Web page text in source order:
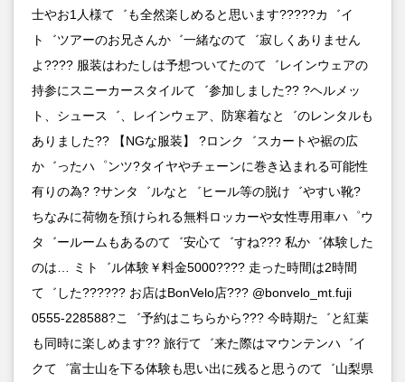
士やお1人様て゛も全然楽しめると思います?????カ゛イ
ト゛ツアーのお兄さんか゛一緒なのて゛寂しくありません
よ???? 服装はわたしは予想ついてたのて゛レインウェアの
持参にスニーカースタイルて゛参加しました?? ?ヘルメッ
ト、シュース゛、レインウェア、防寒着なと゛のレンタルも
ありました?? 【NGな服装】 ?ロンク゛スカートや裾の広
か゛ったハ゜ンツ?タイヤやチェーンに巻き込まれる可能性
有りの為? ?サンタ゛ルなと゛ヒール等の脱け゛やすい靴?
ちなみに荷物を預けられる無料ロッカーや女性専用車ハ゜ウ
タ゛ールームもあるのて゛安心て゛すね??? 私か゛体験した
のは… ミト゛ル体験￥料金5000???? 走った時間は2時間
て゛した?????? お店はBonVelo店??? @bonvelo_mt.fuji
0555-228588?こ゛予約はこちらから??? 今時期た゛と紅葉
も同時に楽しめます?? 旅行て゛来た際はマウンテンハ゛イ
クて゛富士山を下る体験も思い出に残ると思うのて゛山梨県